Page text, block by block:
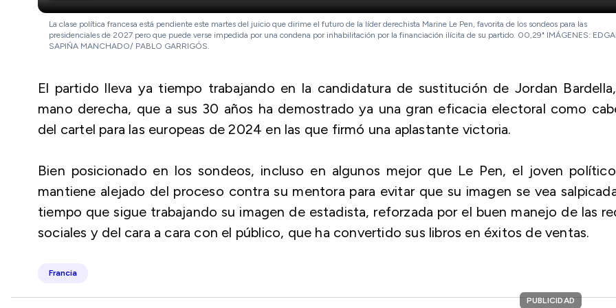
La clase política francesa está pendiente este martes del juicio que dirime el futuro de la líder derechista Marine Le Pen, favorita de los sondeos para las
presidenciales de 2027 pero que puede verse impedida por una condena por inhabilitación por la financiación ilícita de su partido. 00,29" IMÁGENES:
SAPIÑA MANCHADO/ PABLO GARRIGÓS.
El partido lleva ya tiempo trabajando en la candidatura de sustitución de Jordan
mano derecha, que a sus 30 años ha demostrado ya una gran eficacia electoral como
del cartel para las europeas de 2024 en las que firmó una aplastante victoria.
Bien posicionado en los sondeos, incluso en algunos mejor que Le Pen, el joven
mantiene alejado del proceso contra su mentora para evitar que su imagen se vea
tiempo que sigue trabajando su imagen de estadista, reforzada por el buen manejo de las
sociales y del cara a cara con el público, que ha convertido sus libros en éxitos de ventas.
Francia
PUBLICIDAD